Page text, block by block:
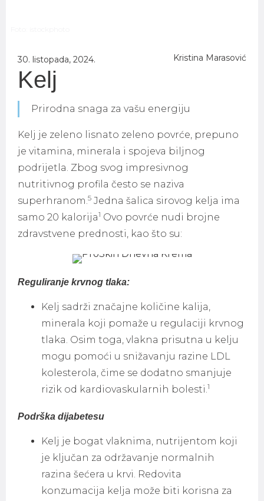
30. listopada, 2024. Kristina Marasović
Kelj
Prirodna snaga za vašu energiju
Kelj je zeleno lisnato zeleno povrće, prepuno
je vitamina, minerala i spojeva biljnog
podrijetla. Zbog svog impresivnog
nutritivnog profila često se naziva
superhranom.5 Jedna šalica sirovog kelja ima
samo 20 kalorija1 Ovo povrće nudi brojne
zdravstvene prednosti, kao što su:
Reguliranje krvnog tlaka:
Kelj sadrži značajne količine kalija,
minerala koji pomaže u regulaciji krvnog
tlaka. Osim toga, vlakna prisutna u kelju
mogu pomoći u snižavanju razine LDL
kolesterola, čime se dodatno smanjuje
rizik od kardiovaskularnih bolesti.1
Podrška dijabetesu
Kelj je bogat vlaknima, nutrijentom koji
je ključan za održavanje normalnih
razina šećera u krvi. Redovita
konzumacija kelja može biti korisna za